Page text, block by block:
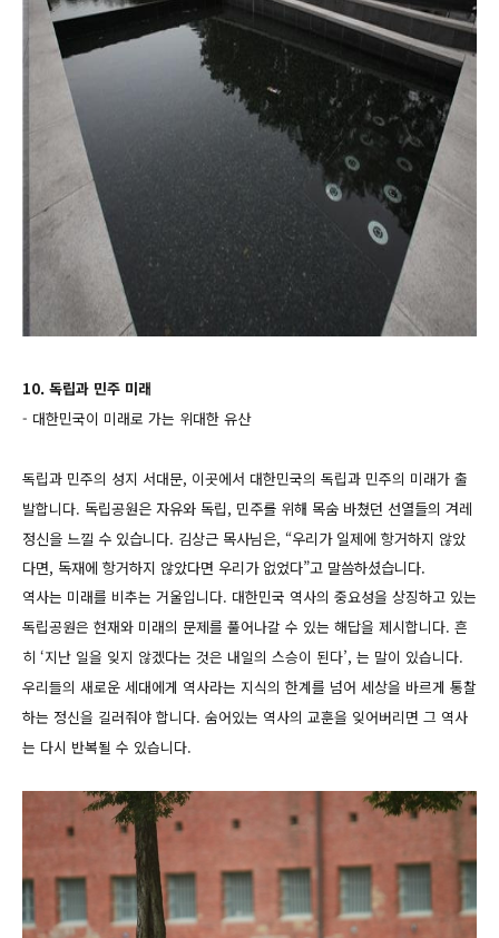
10. 독립과 민주 미래
- 대한민국이 미래로 가는 위대한 유산
독립과 민주의 성지 서대문, 이곳에서 대한민국의 독립과 민주의 미래가 출
발합니다. 독립공원은 자유와 독립, 민주를 위해 목숨 바쳤던 선열들의 겨레
정신을 느낄 수 있습니다. 김상근 목사님은, “우리가 일제에 항거하지 않았
다면, 독재에 항거하지 않았다면 우리가 없었다”고 말씀하셨습니다.
역사는 미래를 비추는 거울입니다. 대한민국 역사의 중요성을 상징하고 있는
독립공원은 현재와 미래의 문제를 풀어나갈 수 있는 해답을 제시합니다. 흔
히 ‘지난 일을 잊지 않겠다는 것은 내일의 스승이 된다’, 는 말이 있습니다.
우리들의 새로운 세대에게 역사라는 지식의 한계를 넘어 세상을 바르게 통찰
하는 정신을 길러줘야 합니다. 숨어있는 역사의 교훈을 잊어버리면 그 역사
는 다시 반복될 수 있습니다.